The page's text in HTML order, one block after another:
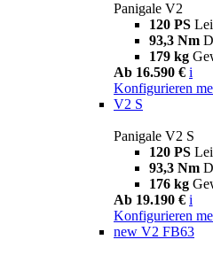
Panigale V2
120 PS
93,3 Nm
179 kg
Ab 16.590 € i
Konfigurieren
V2 S
Panigale V2 S
120 PS
93,3 Nm
176 kg
Ab 19.190 € i
Konfigurieren
new V2 FB63